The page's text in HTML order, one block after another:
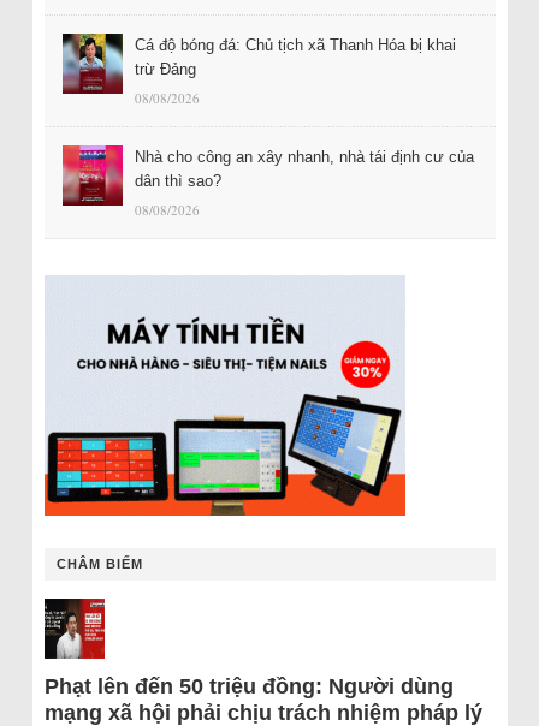
Cá độ bóng đá: Chủ tịch xã Thanh Hóa bị khai
trừ Đảng
08/08/2026
Nhà cho công an xây nhanh, nhà tái định cư của
dân thì sao?
08/08/2026
CHÂM BIẾM
Phạt lên đến 50 triệu đồng: Người dùng
mạng xã hội phải chịu trách nhiệm pháp lý